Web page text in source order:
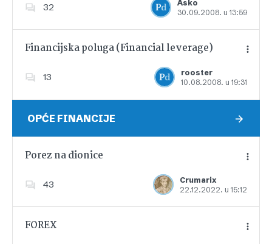
32
Asko
30.09.2008. u 13:59
Dodajte u favorite
Financijska poluga (Financial leverage)
13
rooster
10.08.2008. u 19:31
Dodajte u favorite
OPĆE FINANCIJE
Porez na dionice
43
Crumarix
22.12.2022. u 15:12
Dodajte u favorite
FOREX